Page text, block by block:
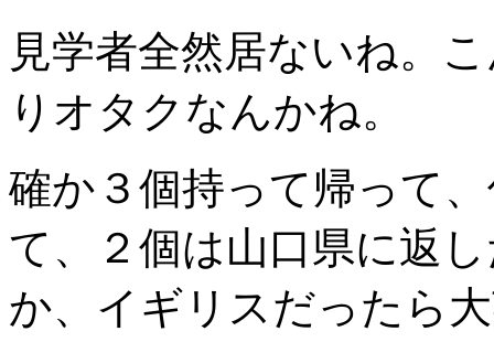
見学者全然居ないね。
りオタクなんかね。
確か３個持って帰って
て、２個は山口県に返
か、イギリスだったら